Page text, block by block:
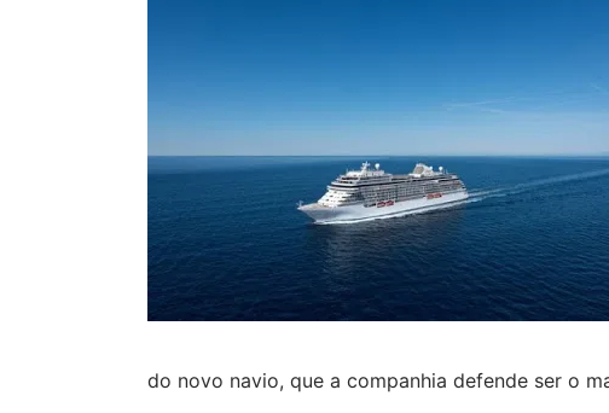
do novo navio, que a companhia defende ser o